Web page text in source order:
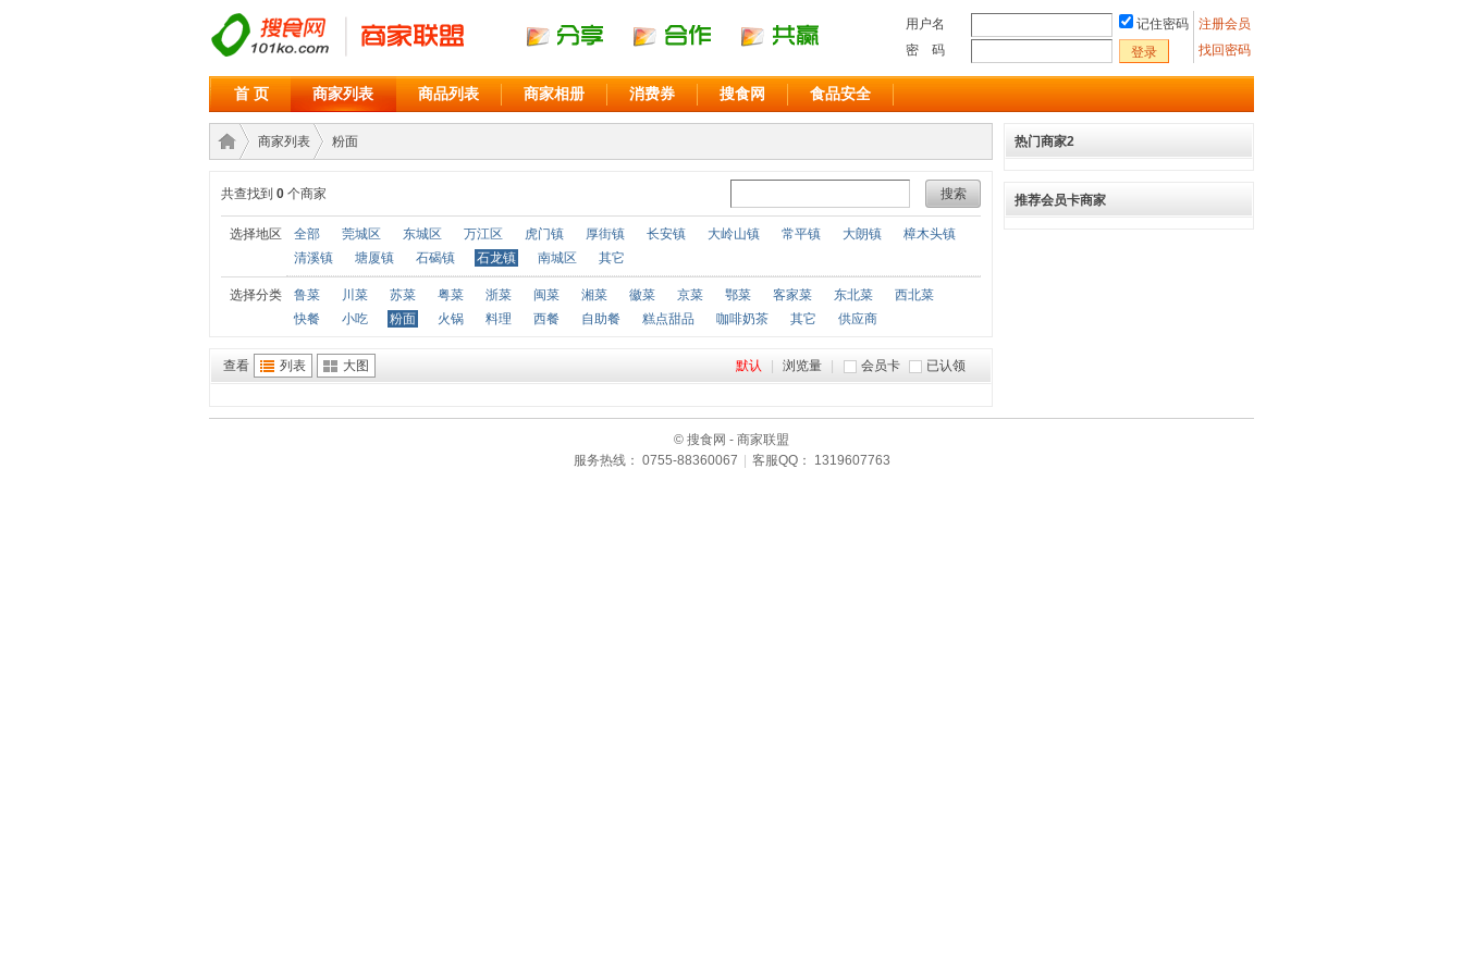
注册会员
找回密码
用户名
记住密码
密 码
登录
首 页 商家列表 商品列表 商家相册 消费券 搜食网 食品安全
商家›
商家列表
›
粉面
搜索
共查找到 0 个商家
选择地区 全部 莞城区 东城区 万江区 虎门镇 厚街镇 长安镇 大岭山镇 常平镇 大朗镇
樟木头镇
清溪镇
塘厦镇 石碣镇 石龙镇 南城区 其它
选择分类 鲁菜 川菜 苏菜 粤菜 浙菜 闽菜 湘菜 徽菜 京菜 鄂菜 客家菜 东北菜
西北菜
快餐
小吃 粉面 火锅 料理 西餐 自助餐 糕点甜品 咖啡奶茶 其它 供应商
查看 列表 大图 会员卡 已认领
默认 浏览量
热门商家2
推荐会员卡商家
© 搜食网 - 商家联盟
服务热线： 0755-88360067
客服QQ： 1319607763